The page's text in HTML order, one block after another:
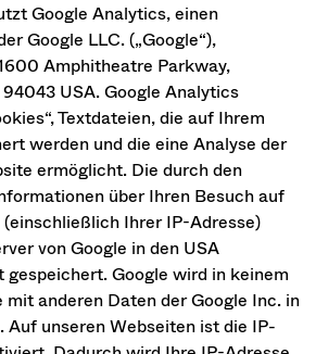
Google Analytics, einen
Google LLC. („Google“),
Amphitheatre Parkway,
USA. Google Analytics
Textdateien, die auf Ihrem
werden und die eine Analyse der
ermöglicht. Die durch den
über Ihren Besuch auf
Ihrer IP-Adresse)
von Google in den USA
gespeichert. Google wird in keinem
mit anderen Daten der Google Inc. in
Auf unseren Webseiten ist die IP-